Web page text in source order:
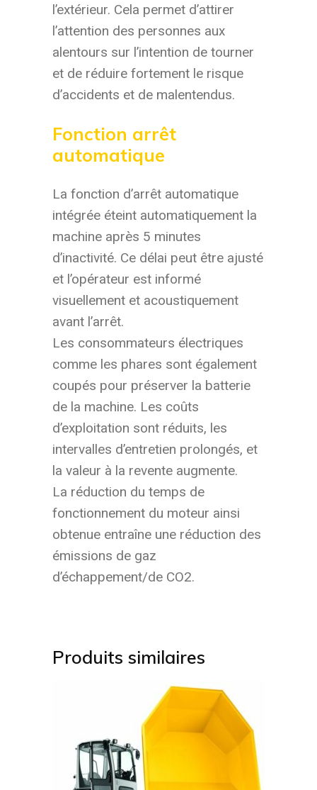
l’extérieur. Cela permet d’attirer
l’attention des personnes aux
alentours sur l’intention de tourner
et de réduire fortement le risque
d’accidents et de malentendus.
Fonction arrêt
automatique
La fonction d’arrêt automatique
intégrée éteint automatiquement la
machine après 5 minutes
d’inactivité. Ce délai peut être ajusté
et l’opérateur est informé
visuellement et acoustiquement
avant l’arrêt.
Les consommateurs électriques
comme les phares sont également
coupés pour préserver la batterie
de la machine. Les coûts
d’exploitation sont réduits, les
intervalles d’entretien prolongés, et
la valeur à la revente augmente.
La réduction du temps de
fonctionnement du moteur ainsi
obtenue entraîne une réduction des
émissions de gaz
d’échappement/de CO2.
Produits similaires